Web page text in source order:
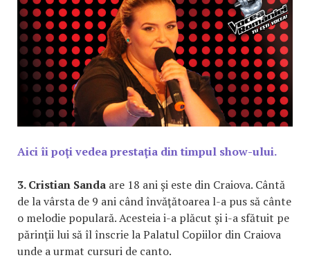
Aici îi poţi vedea prestaţia din timpul show-ului.
3. Cristian Sanda are 18 ani şi este din Craiova. Cântă
de la vârsta de 9 ani când învăţătoarea l-a pus să cânte
o melodie populară. Acesteia i-a plăcut şi i-a sfătuit pe
părinţii lui să îl înscrie la Palatul Copiilor din Craiova
unde a urmat cursuri de canto.